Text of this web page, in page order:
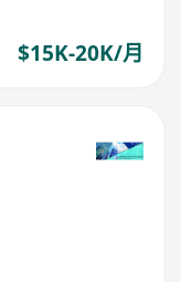
$15K-20K/月